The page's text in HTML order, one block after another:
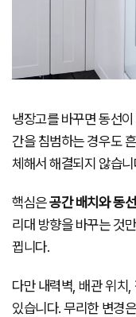
냉장고를 바꾸면 동선
간을 침범하는 경우도
체해서 해결되지 않습니
핵심은공간 배치와 동
리대 방향을 바꾸는 것
뀝니다.
다만 내력벽, 배관 위치,
있습니다. 무리한 변경